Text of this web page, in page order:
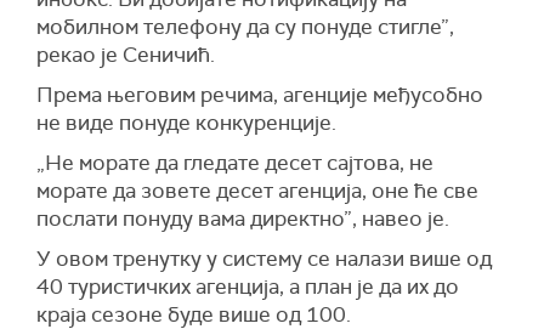
мобилном телефону да су понуде стигле”,
рекао је Сеничић.
Према његовим речима, агенције међусобно
не виде понуде конкуренције.
„Не морате да гледате десет сајтова, не
морате да зовете десет агенција, оне ће све
послати понуду вама директно”, навео је.
У овом тренутку у систему се налази више од
40 туристичких агенција, а план је да их до
краја сезоне буде више од 100.